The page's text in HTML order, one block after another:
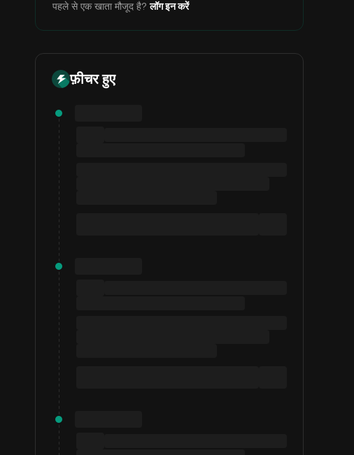
पहले से एक खाता मौजूद है? लॉग इन करें
फ़ीचर हुए